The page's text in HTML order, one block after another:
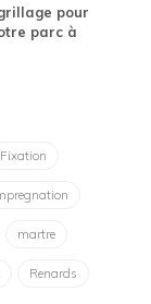
pour
parc à
Fixation
martre
Renards